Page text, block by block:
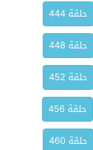
حلقة 444
حلقة 448
حلقة 452
حلقة 456
حلقة 460